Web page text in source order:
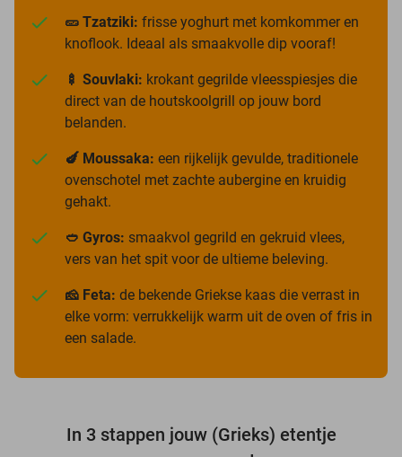
🥒 Tzatziki: frisse yoghurt met komkommer en
knoflook. Ideaal als smaakvolle dip vooraf!
🍢 Souvlaki: krokant gegrilde vleesspiesjes die
direct van de houtskoolgrill op jouw bord
belanden.
🍆 Moussaka: een rijkelijk gevulde, traditionele
ovenschotel met zachte aubergine en kruidig
gehakt.
🥙 Gyros: smaakvol gegrild en gekruid vlees,
vers van het spit voor de ultieme beleving.
🧀 Feta: de bekende Griekse kaas die verrast in
elke vorm: verrukkelijk warm uit de oven of fris in
een salade.
In 3 stappen jouw (Grieks) etentje